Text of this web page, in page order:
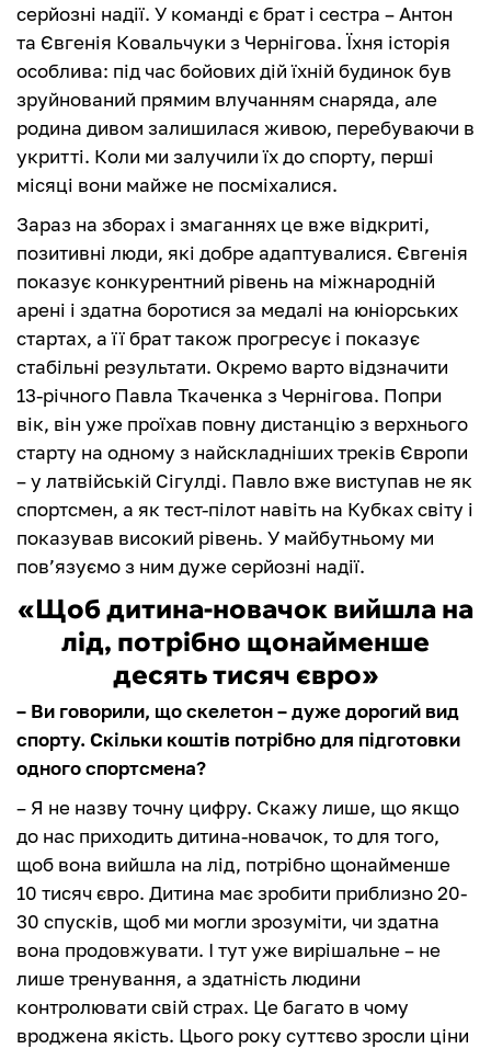
серйозні надії. У команді є брат і сестра – Антон
та Євгенія Ковальчуки з Чернігова. Їхня історія
особлива: під час бойових дій їхній будинок був
зруйнований прямим влучанням снаряда, але
родина дивом залишилася живою, перебуваючи в
укритті. Коли ми залучили їх до спорту, перші
місяці вони майже не посміхалися.
Зараз на зборах і змаганнях це вже відкриті,
позитивні люди, які добре адаптувалися. Євгенія
показує конкурентний рівень на міжнародній
арені і здатна боротися за медалі на юніорських
стартах, а її брат також прогресує і показує
стабільні результати. Окремо варто відзначити
13-річного Павла Ткаченка з Чернігова. Попри
вік, він уже проїхав повну дистанцію з верхнього
старту на одному з найскладніших треків Європи
– у латвійській Сігулді. Павло вже виступав не як
спортсмен, а як тест-пілот навіть на Кубках світу і
показував високий рівень. У майбутньому ми
пов’язуємо з ним дуже серйозні надії.
«Щоб дитина-новачок вийшла на
лід, потрібно щонайменше
десять тисяч євро»
– Ви говорили, що скелетон – дуже дорогий вид
спорту. Скільки коштів потрібно для підготовки
одного спортсмена?
– Я не назву точну цифру. Скажу лише, що якщо
до нас приходить дитина-новачок, то для того,
щоб вона вийшла на лід, потрібно щонайменше
10 тисяч євро. Дитина має зробити приблизно 20-
30 спусків, щоб ми могли зрозуміти, чи здатна
вона продовжувати. І тут уже вирішальне – не
лише тренування, а здатність людини
контролювати свій страх. Це багато в чому
вроджена якість. Цього року суттєво зросли ціни